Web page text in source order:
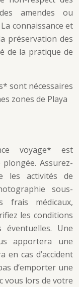
amendes ou
connaissance et
préservation des
de la pratique de
sont nécessaires
zones de Playa
voyage* est
Assurez-
les activités de
sous-
frais médicaux,
les conditions
Une
apportera une
en cas d’accident
d’emporter une
vous lors de votre